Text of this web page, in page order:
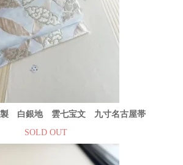
製 白銀地 雲七宝文 九寸名古屋帯
SOLD OUT